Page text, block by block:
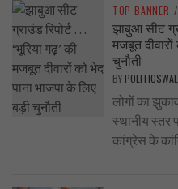
TOP BANNER /
झाबुआ सीट
मजबूत
चुनौती
BY
लोगों का
स्थानीय स्तर
कांग्रेस के